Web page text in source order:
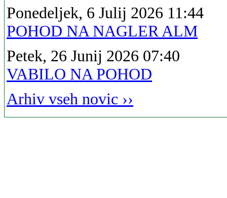
Ponedeljek, 6 Julij 2026 11:44
POHOD NA NAGLER ALM
Petek, 26 Junij 2026 07:40
VABILO NA POHOD
Arhiv vseh novic ››